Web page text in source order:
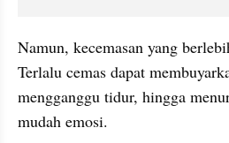
Namun, kecemasan yang
Terlalu cemas dapat
mengganggu tidur, hingga
mudah emosi.